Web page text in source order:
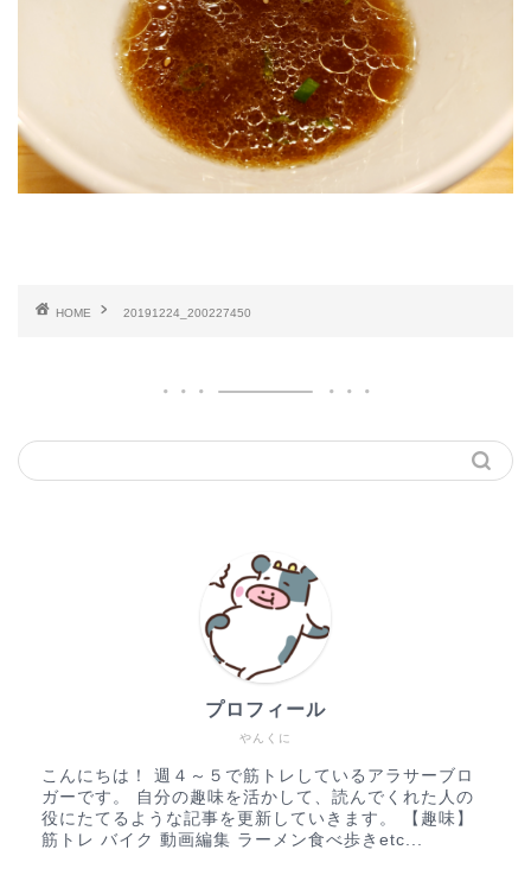
HOME 20191224_200227450
やんくに
プロフィール
こんにちは！ 週４～５で筋トレしているアラサーブロ
ガーです。 自分の趣味を活かして、読んでくれた人の
役にたてるような記事を更新していきます。 【趣味】
筋トレ バイク 動画編集 ラーメン食べ歩きetc...